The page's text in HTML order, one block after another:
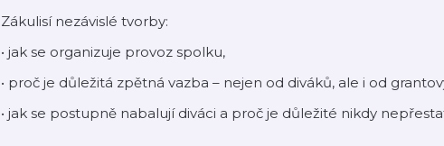
Zákulisí nezávislé tvorby:
• jak se organizuje provoz spolku,
• proč je důležitá zpětná vazba – nejen od diváků, ale i od
• jak se postupně nabalují diváci a proč je důležité nikdy